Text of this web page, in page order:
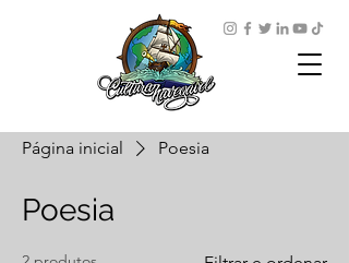
Página inicial Poesia
Poesia